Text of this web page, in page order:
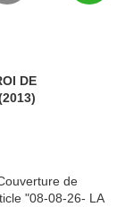
DE
JE NE SUIS PAS D'ACCORD ! (2013)